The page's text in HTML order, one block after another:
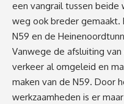
een vangrail tussen
weg ook breder gemaakt.
N59 en de
Vanwege de afsluiting
verkeer al omgeleid en
maken van de N59. Door
werkzaamheden is er